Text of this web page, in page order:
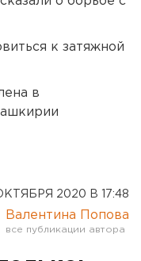
к затяжной
в
2020 В 17:48
Валентина Попова